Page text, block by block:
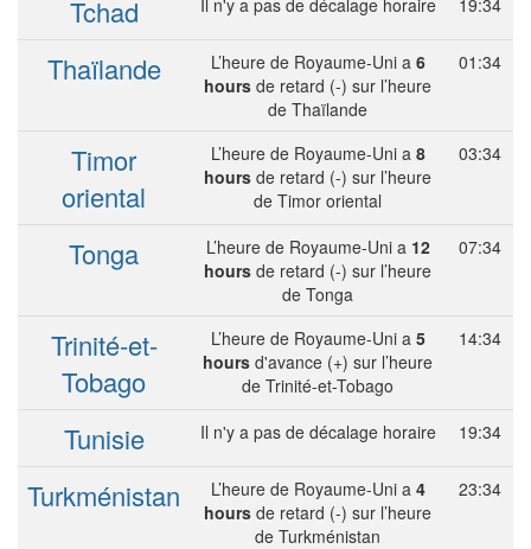
Tchad
Thaïlande L’heure de Royaume-Uni a 6
hours de retard (-) sur l’heure
de Thaïlande
01:34
Timor
oriental
L’heure de Royaume-Uni a 8
hours de retard (-) sur l’heure
de Timor oriental
03:34
Tonga L’heure de Royaume-Uni a 12
hours de retard (-) sur l’heure
de Tonga
07:34
Trinité-et-
Tobago
L’heure de Royaume-Uni a 5
hours d'avance (+) sur l’heure
de Trinité-et-Tobago
14:34
Tunisie Il n'y a pas de décalage horaire 19:34
Turkménistan L’heure de Royaume-Uni a 4
hours de retard (-) sur l’heure
de Turkménistan
23:34